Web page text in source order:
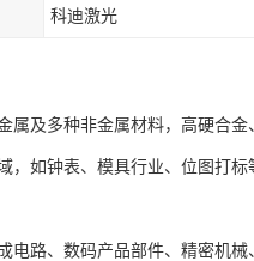
科迪激光
属及多种非金属材料，高硬合
，如钟表、模具行业、位图打标
电路、数码产品部件、精密机